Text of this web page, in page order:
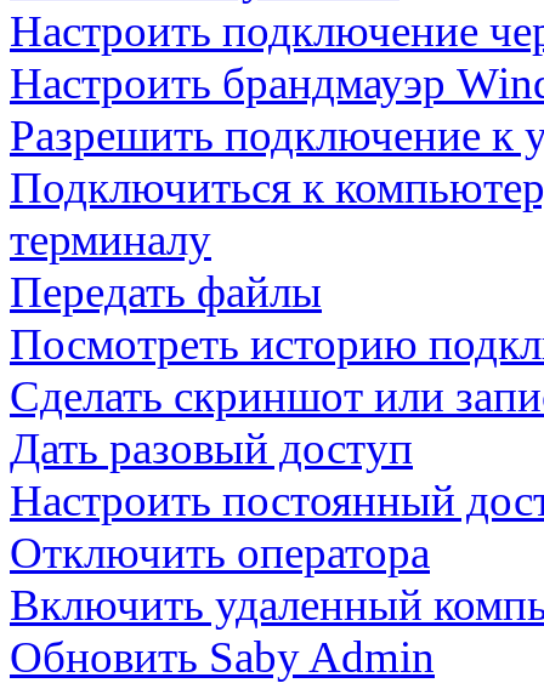
Настроить подключение
Настроить брандмауэр
Разрешить подключение к
Подключиться к
терминалу
Передать файлы
Посмотреть историю
Сделать скриншот или
Дать разовый доступ
Настроить постоянный
Отключить оператора
Включить удаленный
Обновить Saby Admin